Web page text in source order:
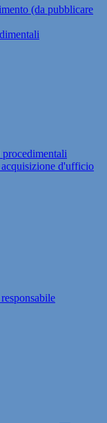
(da pubblicare
d'ufficio